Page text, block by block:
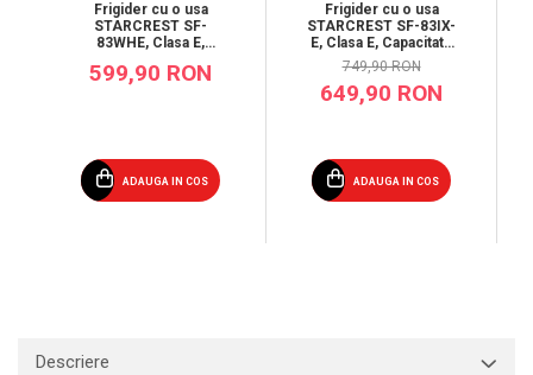
Frigider cu o usa
STARCREST SF-
83WHE, Clasa E,
Iluminare interioara,
599,90 RON
ADAUGA IN COS
Frigider cu o usa
STARCREST SF-83IX-
E, Clasa E, Capacitate
83L, Iluminare
interioara,
Compartiment gheata,
H 85 cm, Inox
749,90 RON
649,90 RON
ADAUGA IN COS
Descriere